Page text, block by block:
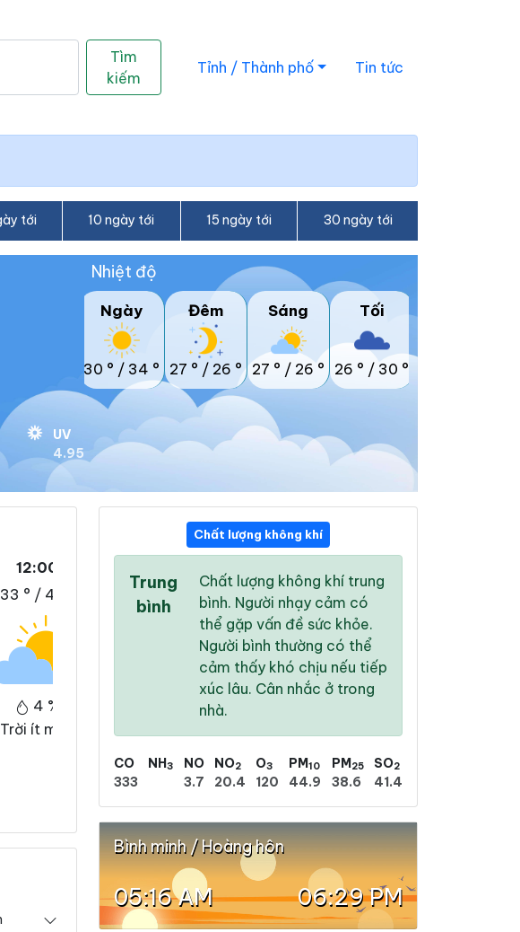
Tìm
kiếm
Tỉnh / Thành phố Tin tức
tới 10 ngày tới 15 ngày tới 30 ngày tới
UV
4.95
Nhiệt độ
Ngày
30 ° / 34 °
Đêm
27 ° / 26 °
Sáng
27 ° / 26 °
Tối
26 ° / 30 °
12:00
33 ° / 42 °
4 %
Trời ít mây
33 °/ 42 °
34 °
/42 °
Chất lượng không khí
Trung
bình
Chất lượng không khí trung
bình. Người nhạy cảm có
thể gặp vấn đề sức khỏe.
Người bình thường có thể
cảm thấy khó chịu nếu tiếp
xúc lâu. Cân nhắc ở trong
nhà.
CO
333
NH3
NO
3.7
NO2
20.4
O3
120
PM10
44.9
PM25
38.6
SO2
41.4
Bình minh / Hoàng hôn
05:16 AM 06:29 PM